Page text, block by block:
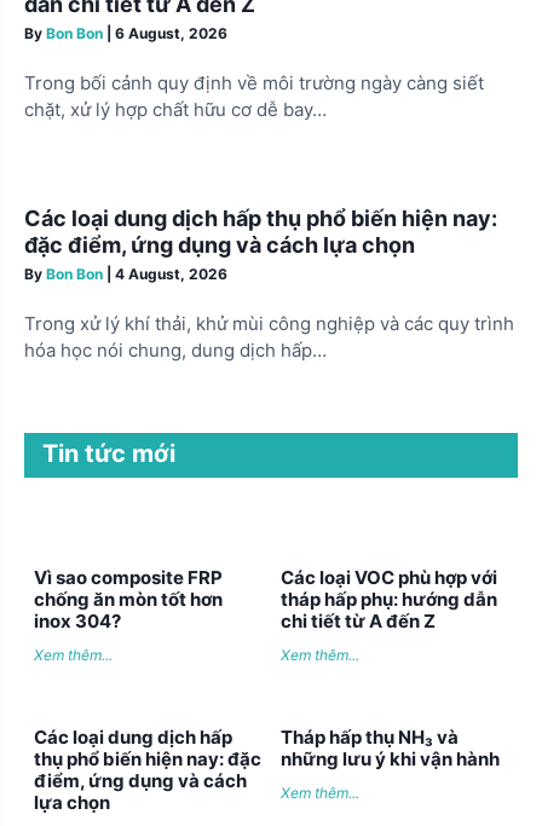
By Bon Bon 6 August, 2026
Trong bối cảnh quy định về môi trường ngày càng siết
chặt, xử lý hợp chất hữu cơ dễ bay…
Các loại dung dịch hấp thụ phổ biến hiện nay:
đặc điểm, ứng dụng và cách lựa chọn
By Bon Bon 4 August, 2026
Trong xử lý khí thải, khử mùi công nghiệp và các quy trình
hóa học nói chung, dung dịch hấp…
Tin tức mới
Vì sao composite FRP
chống ăn mòn tốt hơn
inox 304?
Xem thêm...
Các loại VOC phù hợp với
tháp hấp phụ: hướng dẫn
chi tiết từ A đến Z
Xem thêm...
Các loại dung dịch hấp
thụ phổ biến hiện nay: đặc
điểm, ứng dụng và cách
lựa chọn
Tháp hấp thụ NH₃ và
những lưu ý khi vận hành
Xem thêm...